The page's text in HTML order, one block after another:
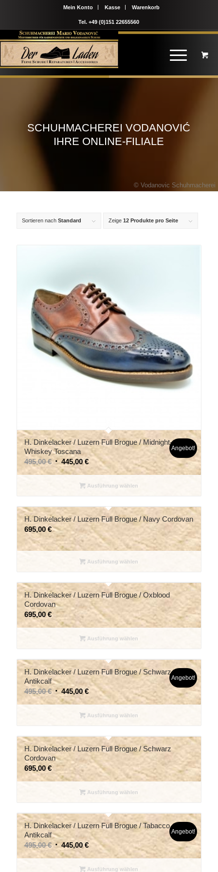
Mein Konto Kasse Warenkorb
Tel. +49 (0)151 22655560
SCHUHMACHEREI VODANOVIĆ
IHRE ONLINE-FILIALE
Sortieren nach Standard Zeige 12 Produkte pro Seite
H. Dinkelacker / Luzern Full Brogue / Midnight-
Whiskey Toscana
495,00€ 445,00€
Angebot!
Ausführung wählen
H. Dinkelacker / Luzern Full Brogue / Navy Cordovan
695,00 €
Ausführung wählen
H. Dinkelacker / Luzern Full Brogue / Oxblood
Cordovan
695,00 €
Ausführung wählen
H. Dinkelacker / Luzern Full Brogue / Schwarz
Antikcalf
495,00€ 445,00€
Angebot!
Ausführung wählen
H. Dinkelacker / Luzern Full Brogue / Schwarz
Cordovan
695,00 €
Ausführung wählen
H. Dinkelacker / Luzern Full Brogue / Tabacco
Antikcalf
495,00€ 445,00€
Angebot!
Ausführung wählen